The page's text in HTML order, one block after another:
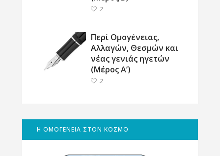
2
Περί Ομογένειας,
Αλλαγών, Θεσμών και
νέας γενιάς ηγετών
(Μέρος Α’)
2
Η ΟΜΟΓΕΝΕΙΑ ΣΤΟΝ ΚΟΣΜΟ